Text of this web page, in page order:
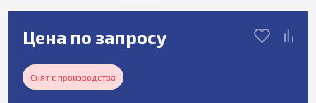
Цена по запросу
Снят с производства